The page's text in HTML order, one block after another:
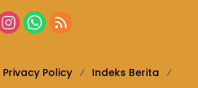
Privacy Policy
Indeks Berita